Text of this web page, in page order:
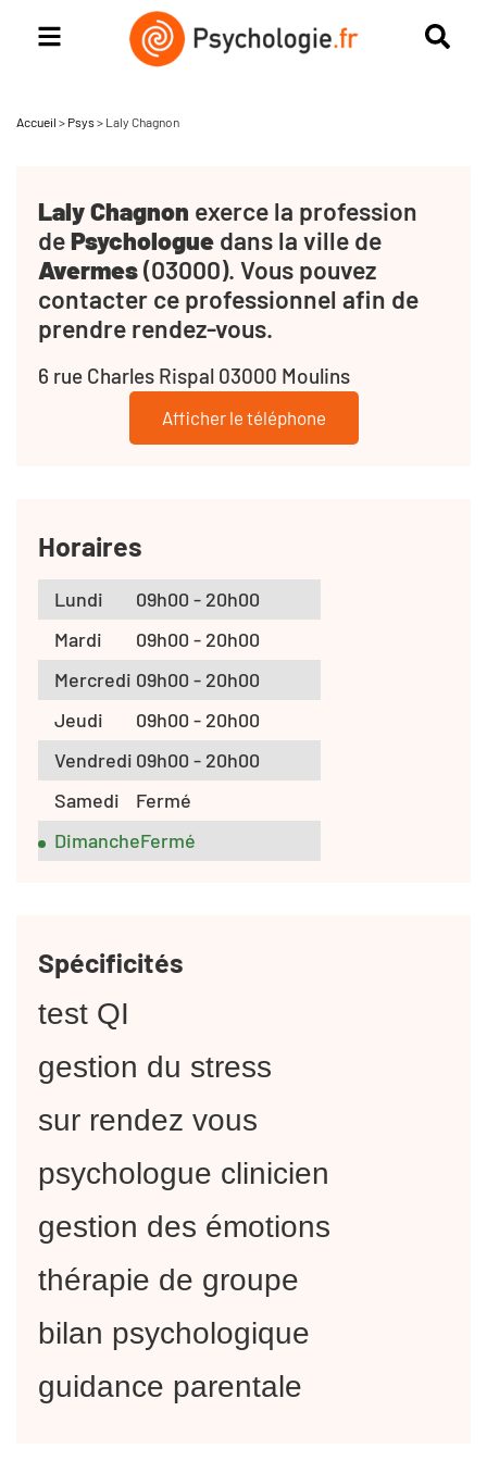
Accueil > Psys > Laly Chagnon
Laly Chagnon exerce la profession
dePsychologue dans la ville de
Avermes(03000). Vous pouvez
contacter ce professionnel afin de
prendre rendez-vous.
6 rue Charles Rispal 03000 Moulins
Afficher le téléphone
Horaires
Lundi
09h00 - 20h00
Mardi
09h00 - 20h00
Mercredi 09h00 - 20h00
Jeudi
09h00 - 20h00
Vendredi 09h00 - 20h00
Samedi
Fermé
DimancheFermé
Spécificités
test QI
gestion du stress
sur rendez vous
psychologue clinicien
gestion des émotions
thérapie de groupe
bilan psychologique
guidance parentale